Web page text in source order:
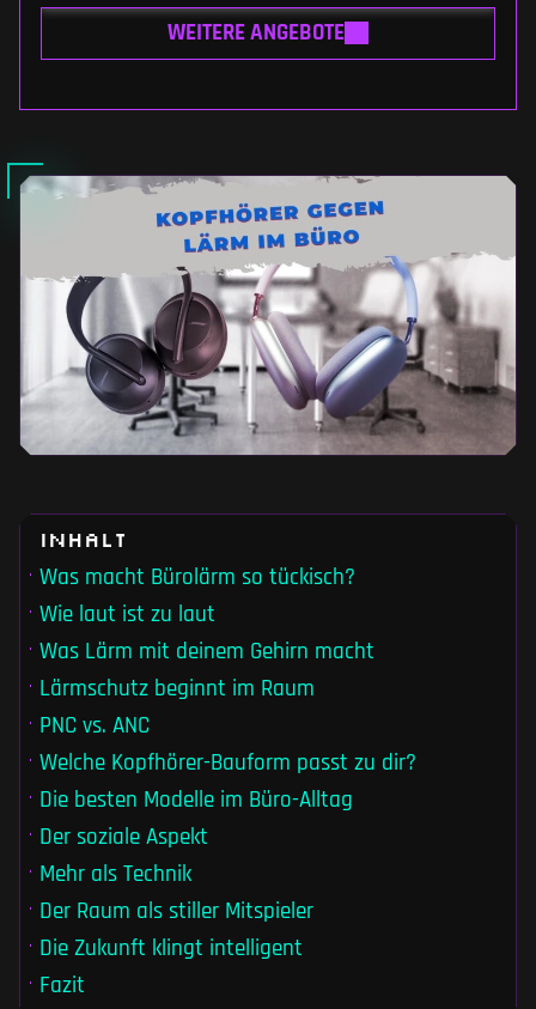
WEITERE ANGEBOTE
Inhalt
Was macht Bürolärm so tückisch?
Wie laut ist zu laut
Was Lärm mit deinem Gehirn macht
Lärmschutz beginnt im Raum
PNC vs. ANC
Welche Kopfhörer-Bauform passt zu dir?
Die besten Modelle im Büro-Alltag
Der soziale Aspekt
Mehr als Technik
Der Raum als stiller Mitspieler
Die Zukunft klingt intelligent
Fazit